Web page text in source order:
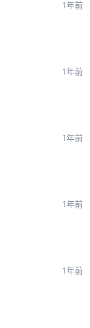
1年前
1年前
1年前
1年前
1年前